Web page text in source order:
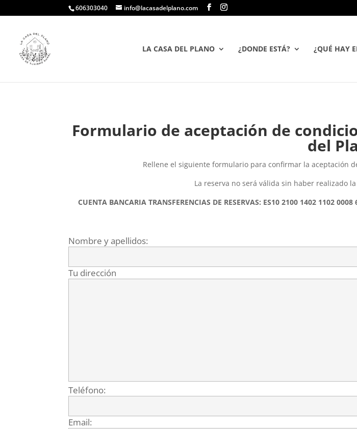
606303040 info@lacasadelplano.com
LA CASA DEL PLANO ¿DONDE ESTÁ? ¿QUÉ HAY
Formulario de aceptación de
del
Rellene el siguiente formulario para confirmar la aceptación
La reserva no será válida sin haber realizado
CUENTA BANCARIA TRANSFERENCIAS DE RESERVAS: ES10 2100 1402 1102
Nombre y apellidos:
Tu dirección
Teléfono:
Email: